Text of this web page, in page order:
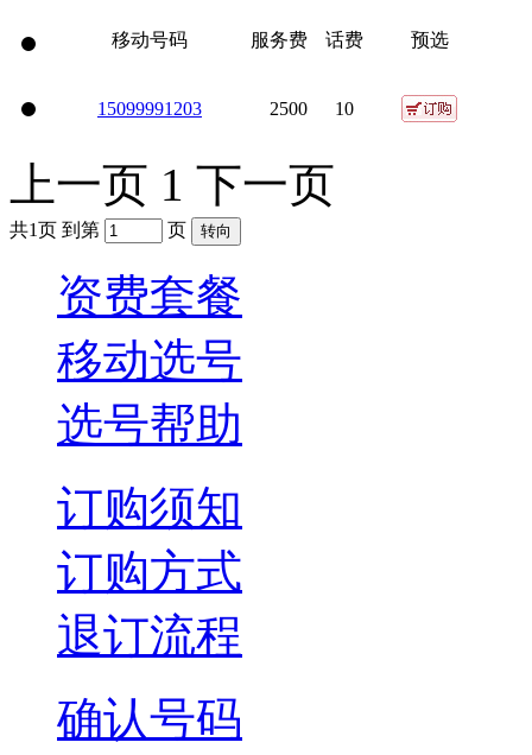
移动号码 服务费 话费 预选
15099991203 2500 10
上一页 1 下一页
共1页 到第 页
资费套餐
移动选号
选号帮助
订购须知
订购方式
退订流程
确认号码